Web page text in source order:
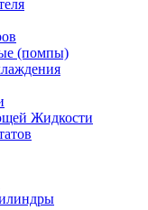
(помпы)
Жидкости